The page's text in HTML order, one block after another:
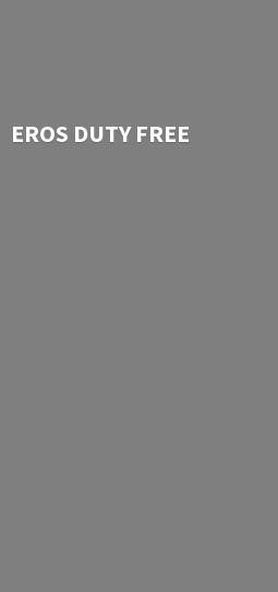
EROS DUTY FREE